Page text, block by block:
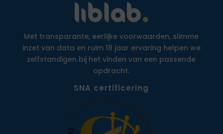
Met transparante, eerlijke voorwaarden, slimme
inzet van data en ruim 18 jaar ervaring helpen we
zelfstandigen bij het vinden van een passende
opdracht.
SNA certificering